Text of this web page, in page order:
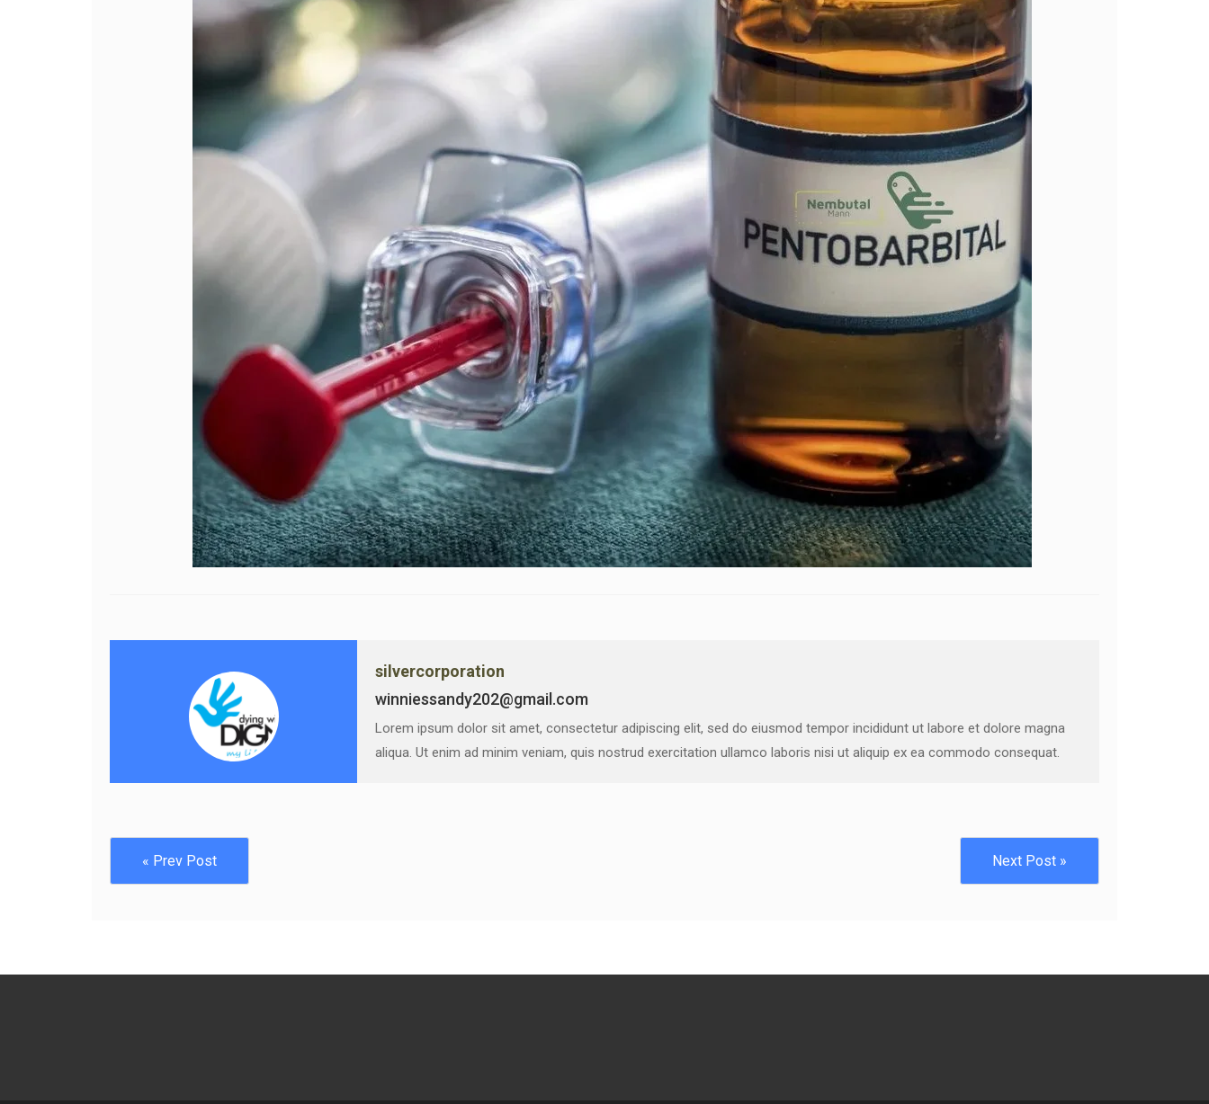
silvercorporation
winniessandy202@gmail.com
Lorem ipsum dolor sit amet, consectetur adipiscing elit, sed do eiusmod tempor incididunt ut labore et dolore magna
aliqua. Ut enim ad minim veniam, quis nostrud exercitation ullamco laboris nisi ut aliquip ex ea commodo consequat.
« Prev Post Next Post »